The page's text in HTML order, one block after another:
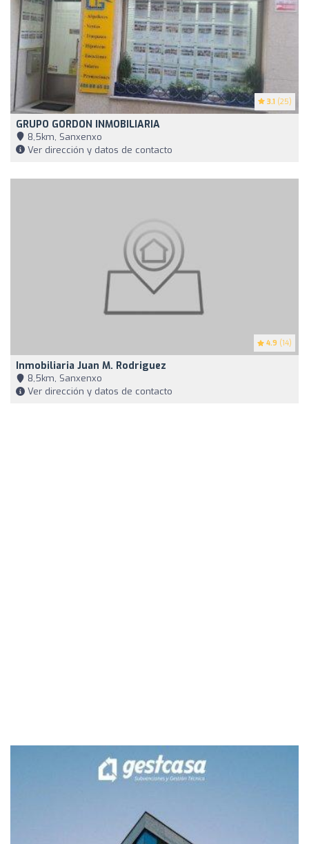
3.1 (25)
GRUPO GORDON INMOBILIARIA
8,5km, Sanxenxo
Ver dirección y datos de contacto
4.9 (14)
Inmobiliaria Juan M. Rodriguez
8,5km, Sanxenxo
Ver dirección y datos de contacto